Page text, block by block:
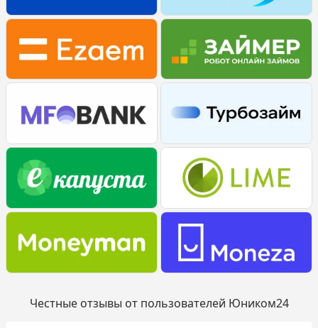
Честные отзывы от пользователей Юником24